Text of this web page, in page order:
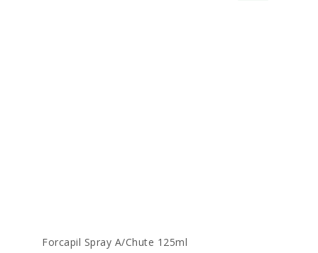
Forcapil Spray A/chute 125ml